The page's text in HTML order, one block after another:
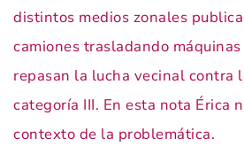
distintos medios zonales
camiones trasladando
repasan la lucha vecinal contra
categoría III. En esta nota Érica
contexto de la problemática.